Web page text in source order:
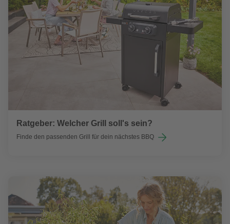
Ratgeber: Welcher Grill soll's sein?
Finde den passenden Grill für dein nächstes BBQ